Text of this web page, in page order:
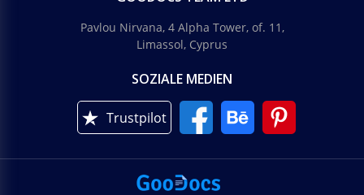
Pavlou Nirvana, 4 Alpha Tower, of. 11,
Limassol, Cyprus
SOZIALE MEDIEN
Trustpilot